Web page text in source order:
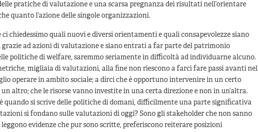
pratiche di valutazione e una scarsa pregnanza dei risultati nell’orientare
quanto l’azione delle singole organizzazioni.
ci chiedessimo quali nuovi e diversi orientamenti e quali consapevolezze siano
ad azioni di valutazione e siano entrati a far parte del patrimonio
politiche di welfare, saremmo seriamente in difficoltà ad individuarne alcuno.
migliaia di valutazioni, alla fine non riescono a farci fare passi avanti nel
operare in ambito sociale; a dirci che è opportuno intervenire in un certo
altro; che le risorse vanno investite in una certa direzione e non in un’altra.
quando si scrive delle politiche di domani, difficilmente una parte significativa
si fondano sulle valutazioni di oggi? Sono gli stakeholder che non sanno
evidenze che pur sono scritte, preferiscono reiterare posizioni